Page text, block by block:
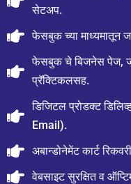
सेटअप.
फेसबुक च्या माध्यमातून
फेसबुक चे बिजनेस पेज,
प्रॅक्टिकलसह.
डिजिटल प्रोडक्ट
Email).
अबान्डोनेमेंट कार्ट
वेबसाइट सुरक्षित व